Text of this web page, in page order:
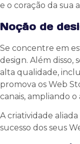
e o coração da sua
Noção de
Se concentre em
design. Além disso,
alta qualidade,
promova os Web
canais, ampliando
A criatividade
sucesso dos seus